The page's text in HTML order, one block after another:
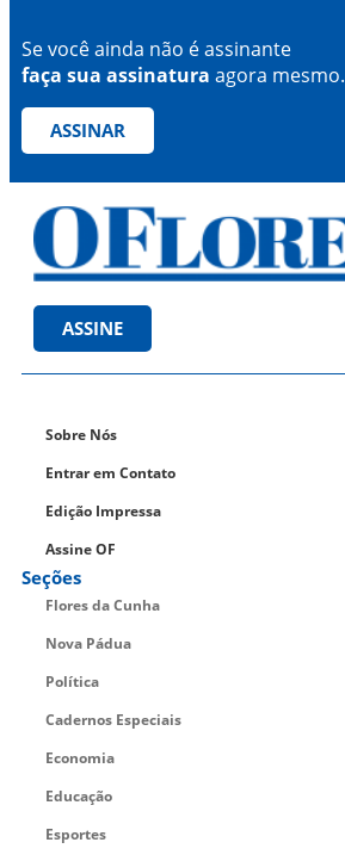
Se você ainda não é assinante
faça sua assinatura agora mesmo.
ASSINAR
ASSINE
Sobre Nós
Entrar em Contato
Edição Impressa
Assine OF
Seções
Flores da Cunha
Nova Pádua
Política
Cadernos Especiais
Economia
Educação
Esportes